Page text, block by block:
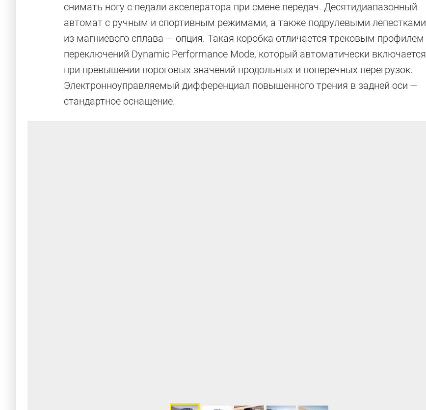
снимать ногу с педали акселератора при смене передач. Десятидиапазонный
автомат с ручным и спортивным режимами, а также подрулевыми лепестками
из магниевого сплава — опция. Такая коробка отличается трековым профилем
переключений Dynamic Performance Mode, который автоматически включается
при превышении пороговых значений продольных и поперечных перегрузок.
Электронноуправляемый дифференциал повышенного трения в задней оси —
стандартное оснащение.